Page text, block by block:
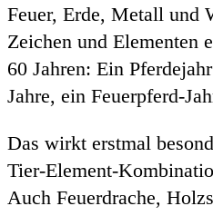
Feuer, Erde, Metall und
Zeichen und Elementen
60 Jahren: Ein
Jahre, ein Feuerpferd-
Das wirkt erstmal
Tier-Element-
Auch Feuerdrache,